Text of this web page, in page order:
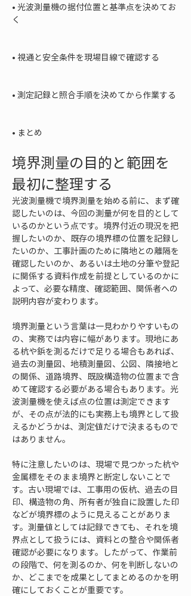
• 光波測量機の据付位置と基準点を決めてお
く
• 視通と安全条件を現場目線で確認する
• 測定記録と照合手順を決めてから作業する
• まとめ
境界測量の目的と範囲を
最初に整理する
光波測量機で境界測量を始める前に、まず確
認したいのは、今回の測量が何を目的として
いるのかという点です。境界付近の現況を把
握したいのか、既存の境界標の位置を記録し
たいのか、工事計画のために隣地との離隔を
確認したいのか、あるいは土地の分筆や登記
に関係する資料作成を前提としているのかに
よって、必要な精度、確認範囲、関係者への
説明内容が変わります。
境界測量という言葉は一見わかりやすいもの
の、実務では内容に幅があります。現地にあ
る杭や鋲を測るだけで足りる場合もあれば、
過去の測量図、地積測量図、公図、隣接地と
の関係、道路境界、既設構造物の位置まで含
めて確認する必要がある場合もあります。光
波測量機を使えば点の位置は測定できます
が、その点が法的にも実務上も境界として扱
えるかどうかは、測定値だけで決まるもので
はありません。
特に注意したいのは、現場で見つかった杭や
金属標をそのまま境界と断定しないことで
す。古い現場では、工事用の仮杭、過去の目
印、構造物の角、所有者が独自に設置した印
などが境界標のように見えることがありま
す。測量値としては記録できても、それを境
界点として扱うには、資料との整合や関係者
確認が必要になります。したがって、作業前
の段階で、何を測るのか、何を判断しないの
か、どこまでを成果としてまとめるのかを明
確にしておくことが重要です。